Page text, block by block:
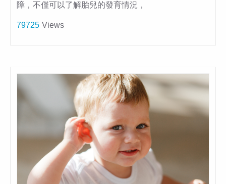
障，不僅可以了解胎兒的發育情況，
79725 Views